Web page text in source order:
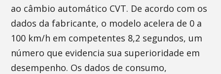
ao câmbio automático CVT. De acordo com os
dados da fabricante, o modelo acelera de 0 a
100 km/h em competentes 8,2 segundos, um
número que evidencia sua superioridade em
desempenho. Os dados de consumo,